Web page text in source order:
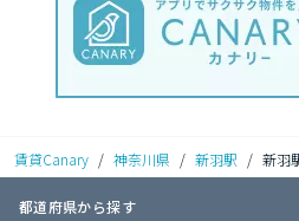
賃貸Canary / 神奈川県 / 新羽駅 / 新羽
都道府県から探す